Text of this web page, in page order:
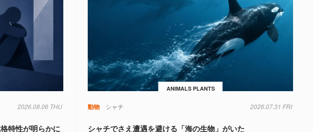
2026.08.06 THU
特性が明らかに
ANIMALS PLANTS
動物 シャチ 2026.07.31 FRI
シャチでさえ遭遇を避ける「海の生物」がいた